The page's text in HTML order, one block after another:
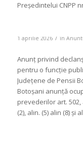
Președintelui CNPP
1 aprilie 2026 / în
Anunț privind
pentru o funcție
Județene de Pensii
Botoșani anunță
prevederilor art. 502,
(2), alin. (5) alin (8) și